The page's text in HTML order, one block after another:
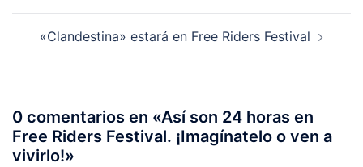
«Clandestina» estará en Free Riders Festival
0 comentarios en «Así son 24 horas en
Free Riders Festival. ¡Imagínatelo o ven a
vivirlo!»